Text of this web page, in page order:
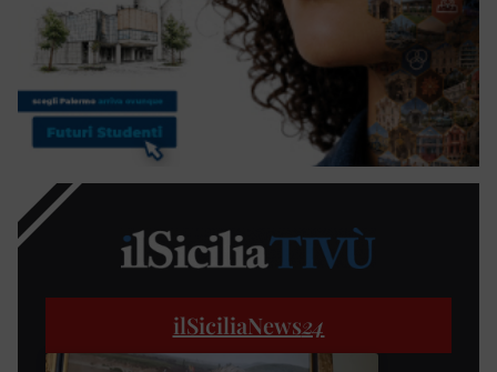
ilSiciliaNews24